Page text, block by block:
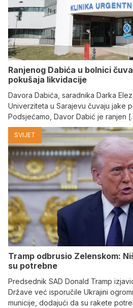
Ranjenog Dabića u bolnici
pokušaja likvidacije
Davora Dabića, saradnika Darka
Univerziteta u Sarajevu čuvaju jake
Podsjećamo, Davor Dabić je ranjen
SVIJET
Tramp odbrusio Zelenskom:
su potrebne
Predsednik SAD Donald Tramp
Države već isporučile Ukrajini
municije, dodajući da su rakete